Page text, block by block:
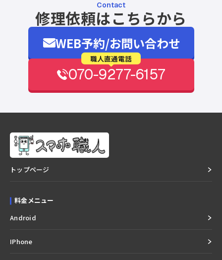
Contact
修理依頼はこちらから
WEB予約/お問い合わせ
職人直通電話
070-9277-6157
トップページ
料金メニュー
Android
IPhone